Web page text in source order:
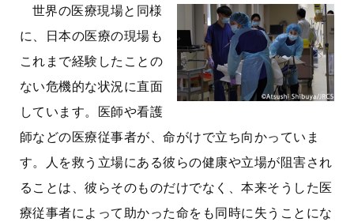
世界の医療現場と同様
に、日本の医療の現場も
これまで経験したことの
ない危機的な状況に直面
しています。医師や看護
師などの医療従事者が、命がけで立ち向かっていま
す。人を救う立場にある彼らの健康や立場が阻害され
ることは、彼らそのものだけでなく、本来そうした医
療従事者によって助かった命をも同時に失うことにな